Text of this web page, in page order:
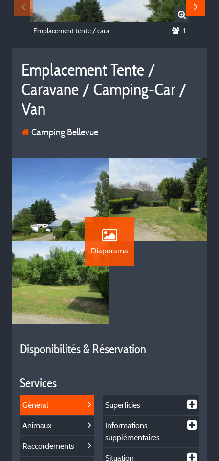
1
Emplacement Tente /
Caravane / Camping-Car /
Van
Camping Bellevue
Diaporama
Disponibilités & Réservation
Services
Général
Animaux
Raccordements
Superficies
Informations
supplémentaires
Situation